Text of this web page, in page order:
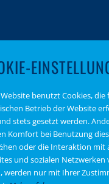
Website benutzt Cookies, die
Betrieb der Website
stets gesetzt werden.
Komfort bei Benutzung
oder die Interaktion mit
und sozialen Netzwerken
werden nur mit Ihrer